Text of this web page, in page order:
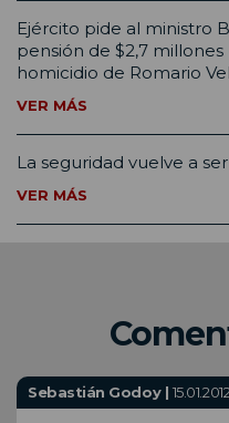
Ejército pide al ministro
pensión de $2,7
homicidio de Romario
VER MÁS
La seguridad vuelve a
VER MÁS
Sebastián Godoy | 15.01.2012